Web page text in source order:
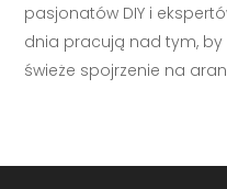
pasjonatów DIY i
dnia pracują nad tym,
świeże spojrzenie na